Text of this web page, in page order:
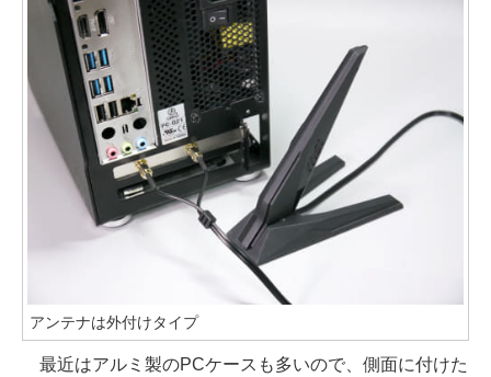
アンテナは外付けタイプ
最近はアルミ製のPCケースも多いので、側面に付けた